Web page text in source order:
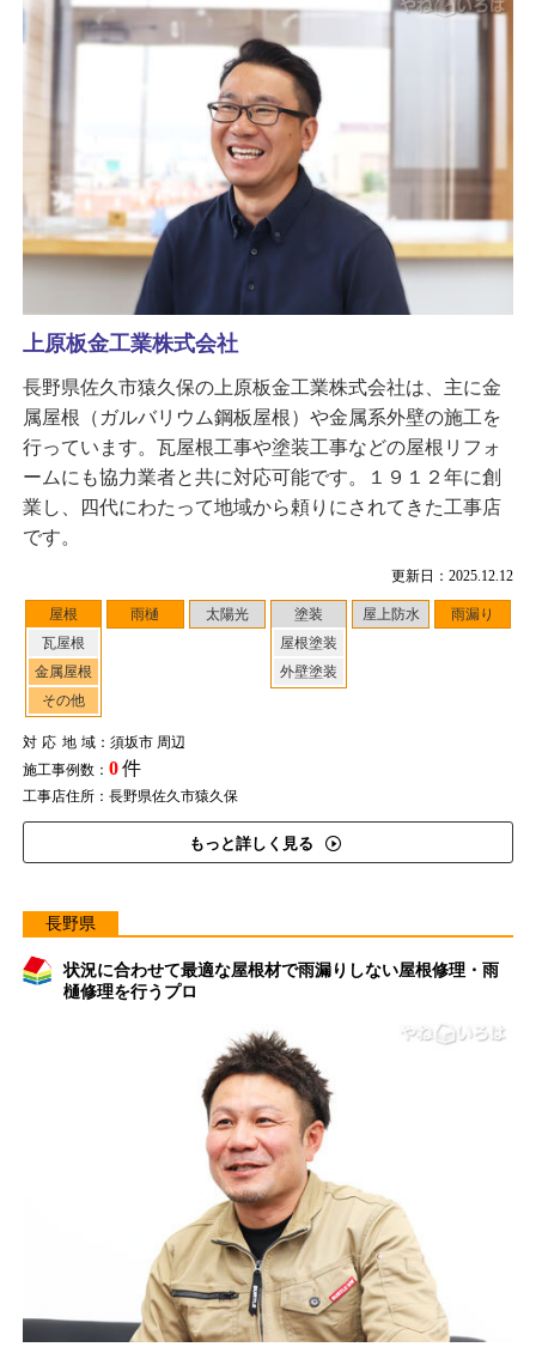
更新日：2025.12.12
屋根
瓦屋根
金属屋根
その他
雨樋 太陽光
塗装
屋根塗装
外壁塗装
屋上防水 雨漏り
対応地域：須坂市 周辺
施工事例数： 0件
工事店住所：長野県佐久市猿久保
もっと詳しく見る
上原板金工業株式会社
長野県佐久市猿久保の上原板金工業株式会社は、主に金
属屋根（ガルバリウム鋼板屋根）や金属系外壁の施工を
行っています。瓦屋根工事や塗装工事などの屋根リフォ
ームにも協力業者と共に対応可能です。１９１２年に創
業し、四代にわたって地域から頼りにされてきた工事店
です。
長野県
状況に合わせて最適な屋根材で雨漏りしない屋根修理・雨
樋修理を行うプロ